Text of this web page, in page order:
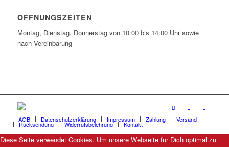
ÖFFNUNGSZEITEN
Montag, Dienstag, Donnerstag von 10:00 bis 14:00 Uhr sowie
nach Vereinbarung
AGB Datenschutzerklärung Impressum Zahlung Versand
Rücksendung Widerrufsbelehrung Kontakt
Diese Seite verwendet Cookies. Um unsere Webseite für Dich optimal zu